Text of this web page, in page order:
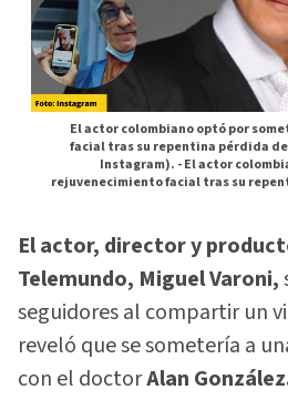
El actor colombiano optó por
facial tras su repentina pérdida
Instagram). -El actor
rejuvenecimiento facial tras su
El actor, director y
Telemundo, Miguel Varoni,
seguidores al compartir un
reveló que se sometería a
con el doctorAlan